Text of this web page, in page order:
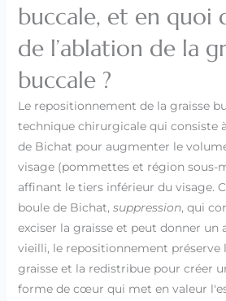
buccale, et en quoi
de l’ablation de la
buccale ?
Le repositionnement de la graisse
technique chirurgicale qui consiste
de Bichat pour augmenter le
visage (pommettes et région sous-
affinant le tiers inférieur du visage.
boule de Bichat, suppression, qui
exciser la graisse et peut donner un
vieilli, le repositionnement préserve
graisse et la redistribue pour créer
forme de cœur qui met en valeur